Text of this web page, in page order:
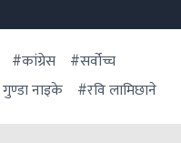
#कांग्रेस
#सर्वोच्च
नाइके #रवि लामिछाने